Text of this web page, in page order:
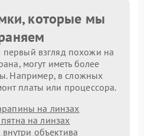
которые мы
взгляд похожи на
могут иметь более
Например, в сложных
платы или процессора.
на линзах
на линзах
объектива